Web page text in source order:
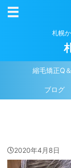
札幌
縮毛矯正Q
ブログ
2020年4月8日